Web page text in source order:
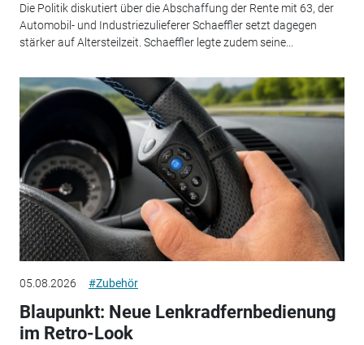
Die Politik diskutiert über die Abschaffung der Rente mit 63, der
Automobil- und Industriezulieferer Schaeffler setzt dagegen
stärker auf Altersteilzeit. Schaeffler legte zudem seine...
05.08.2026 #Zubehör
Blaupunkt: Neue Lenkradfernbedienung
im Retro-Look